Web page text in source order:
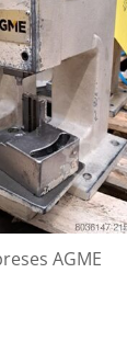
Elektrības
min. 500
36 x 89 mm
palīdzību
AGME